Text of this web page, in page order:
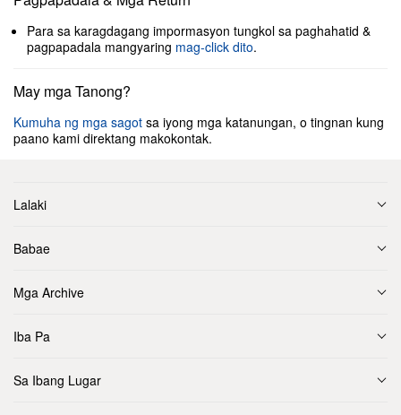
Para sa karagdagang impormasyon tungkol sa paghahatid &
pagpapadala mangyaring mag-click dito.
May mga Tanong?
Kumuha ng mga sagot sa iyong mga katanungan, o tingnan kung
paano kami direktang makokontak.
Lalaki
Babae
Mga Archive
Iba Pa
Sa Ibang Lugar